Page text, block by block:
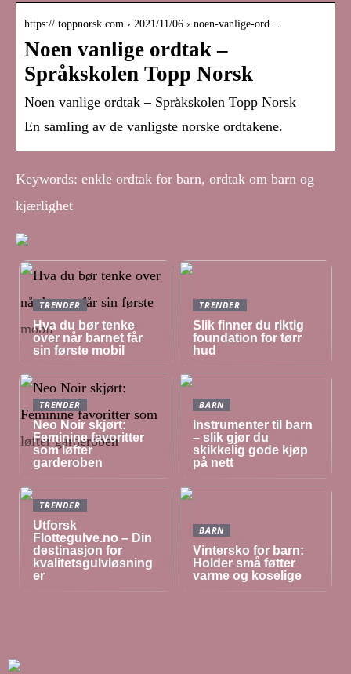
https:// toppnorsk.com › 2021/11/06 › noen-vanlige-ord…
Noen vanlige ordtak –
Språkskolen Topp Norsk
Noen vanlige ordtak – Språkskolen Topp Norsk
En samling av de vanligste norske ordtakene.
Keywords: enkle ordtak for barn, ordtak om barn og
kjærlighet
TRENDER
Hva du bør tenke
over når barnet får
sin første mobil
TRENDER
Slik finner du riktig
foundation for tørr
hud
TRENDER
Neo Noir skjørt:
Feminine favoritter
som løfter
garderoben
BARN
Instrumenter til barn
– slik gjør du
skikkelig gode kjøp
på nett
TRENDER
Utforsk
Flottegulve.no – Din
destinasjon for
kvalitetsgulvløsning
er
BARN
Vintersko for barn:
Holder små føtter
varme og koselige